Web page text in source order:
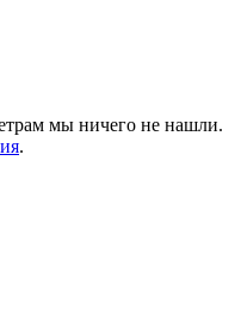
мы ничего не нашли.
.